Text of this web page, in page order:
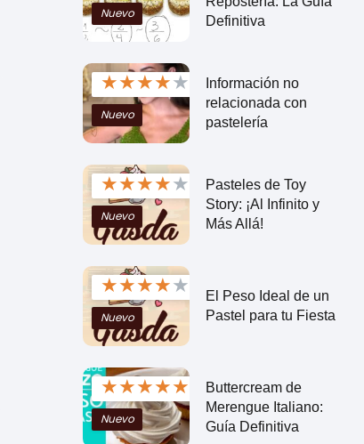
Nuevo
Definitiva
★★★★★
Nuevo
Información no
relacionada con
pastelería
★★★★★
Nuevo
Pasteles de Toy
Story: ¡Al Infinito y
Más Allá!
★★★★★
Nuevo
El Peso Ideal de un
Pastel para tu Fiesta
★★★★★
Nuevo
Buttercream de
Merengue Italiano:
Guía Definitiva